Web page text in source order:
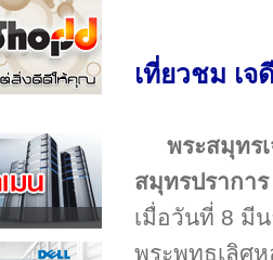
เที่ยวชม เ
พระสมุทร
สมุทรปราการ
เมื่อวันที่ 8 มี
พระพุทธเลิศห